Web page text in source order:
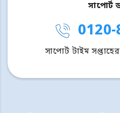
সাপোর্ট
সাপোর্ট টাইম